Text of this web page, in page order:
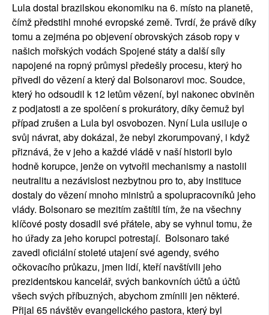
Lula dostal brazilskou ekonomiku na 6. místo na planetě,
čímž předstihl mnohé evropské země. Tvrdí, že právě díky
tomu a zejména po objevení obrovských zásob ropy v
našich mořských vodách Spojené státy a další síly
napojené na ropný průmysl předešly procesu, který ho
přivedl do vězení a který dal Bolsonarovi moc. Soudce,
který ho odsoudil k 12 letům vězení, byl nakonec obviněn
z podjatosti a ze spolčení s prokurátory, díky čemuž byl
případ zrušen a Lula byl osvobozen. Nyní Lula usiluje o
svůj návrat, aby dokázal, že nebyl zkorumpovaný, i když
přiznává, že v jeho a každé vládě v naší historii bylo
hodně korupce, jenže on vytvořil mechanismy a nastolil
neutralitu a nezávislost nezbytnou pro to, aby instituce
dostaly do vězení mnoho ministrů a spolupracovníků jeho
vlády. Bolsonaro se mezitím zaštítil tím, že na všechny
klíčové posty dosadil své přátele, aby se vyhnul tomu, že
ho úřady za jeho korupci potrestají. Bolsonaro také
zavedl oficiální stoleté utajení své agendy, svého
očkovacího průkazu, jmen lidí, kteří navštívili jeho
prezidentskou kancelář, svých bankovních účtů a účtů
všech svých příbuzných, abychom zmínili jen některé.
Přijal 65 návštěv evangelického pastora, který byl